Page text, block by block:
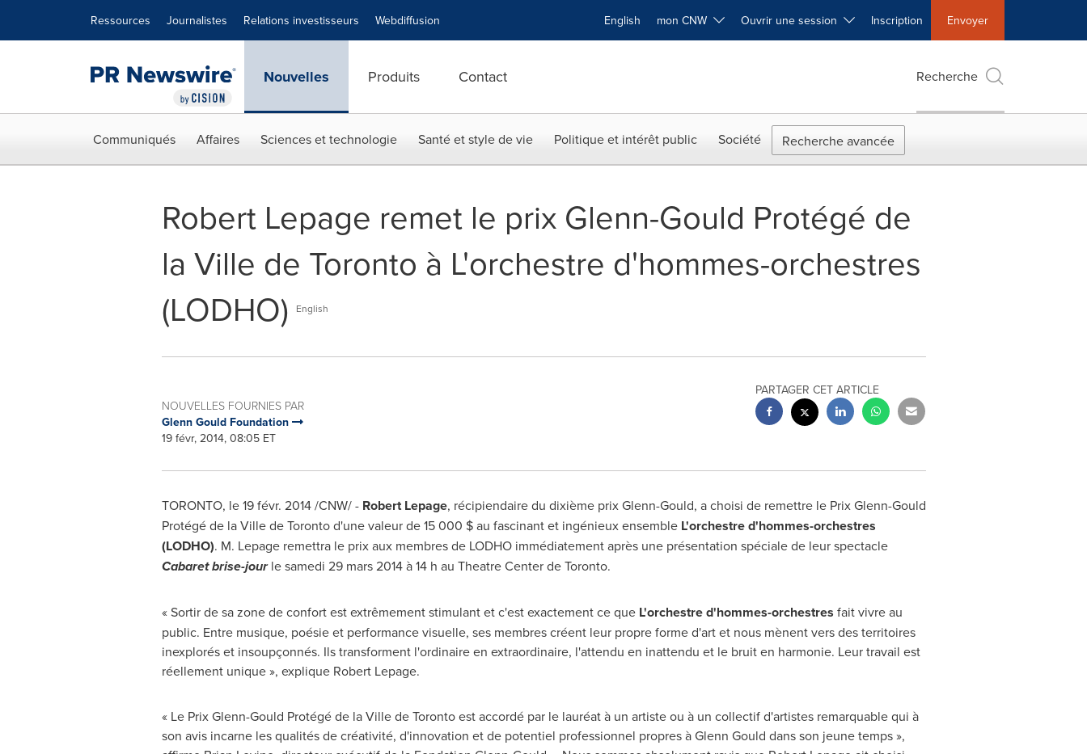
Ressources Journalistes Relations investisseurs Webdiffusion English mon CNW Ouvrir une session Inscription Envoyer
Nouvelles Produits Contact Recherche
Communiqués Affaires Sciences et technologie Santé et style de vie Politique et intérêt public Société Recherche avancée
Robert Lepage remet le prix Glenn-Gould Protégé de
la Ville de Toronto à L'orchestre d'hommes-orchestres
(LODHO)
English
NOUVELLES FOURNIES PAR
Glenn Gould Foundation
19 févr, 2014, 08:05 ET
PARTAGER CET ARTICLE
TORONTO, le 19 févr. 2014 /CNW/ - Robert Lepage, récipiendaire du dixième prix Glenn-Gould, a choisi de remettre le Prix Glenn-Gould
Protégé de la Ville deTorontod'une valeur de 15 000 $ au fascinant et ingénieux ensemble L'orchestre d'hommes-orchestres
(LODHO). M. Lepage remettra le prix aux membres de LODHO immédiatement après une présentation spéciale de leur spectacle
Cabaret brise-jourle samedi 29 mars 2014 à 14 h au Theatre Center deToronto.
« Sortir de sa zone de confort est extrêmement stimulant et c'est exactement ce que L'orchestre d'hommes-orchestres fait vivre au
public. Entre musique, poésie et performance visuelle, ses membres créent leur propre forme d'art et nous mènent vers des territoires
inexplorés et insoupçonnés. Ils transforment l'ordinaire en extraordinaire, l'attendu en inattendu et le bruit en harmonie. Leur travail est
réellement unique », explique Robert Lepage.
« Le Prix Glenn-Gould Protégé de la Ville deTorontoest accordé par le lauréat à un artiste ou à un collectif d'artistes remarquable qui à
son avis incarne les qualités de créativité, d'innovation et de potentiel professionnel propres àGlenn Gould dans son jeune temps »,